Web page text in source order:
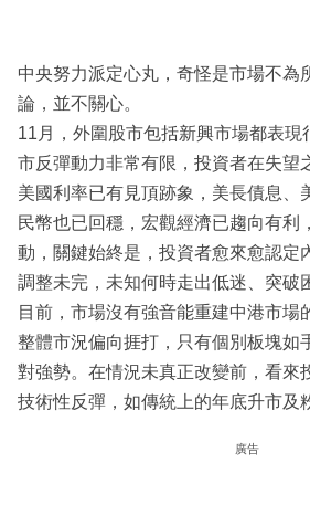
中央努力派定心丸，奇怪是市場不為
論，並不關心。
11月，外圍股市包括新興市場都表現
市反彈動力非常有限，投資者在失望
美國利率已有見頂跡象，美長債息、
民幣也已回穩，宏觀經濟已趨向有利
動，關鍵始終是，投資者愈來愈認定
調整未完，未知何時走出低迷、突破
目前，市場沒有強音能重建中港市場
整體市況偏向捱打，只有個別板塊如
對強勢。在情況未真正改變前，看來
技術性反彈，如傳統上的年底升市及
廣告